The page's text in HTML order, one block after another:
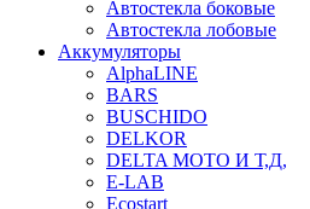
Автостекла боковые
Автостекла лобовые
Аккумуляторы
AlphaLINE
BARS
BUSCHIDO
DELKOR
DELTA МОТО И Т,Д,
E-LAB
Ecostart